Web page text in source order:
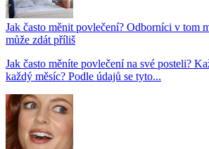
Jak často měnit povlečení? Odborníci v tom
může zdát příliš
Jak často měníte povlečení na své posteli?
každý měsíc? Podle údajů se tyto...